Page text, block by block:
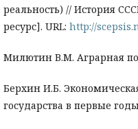
реальность) // История
ресурс]. URL: http://
Милютин В.М. Аграрная
Берхин И.Б.
государства в первые